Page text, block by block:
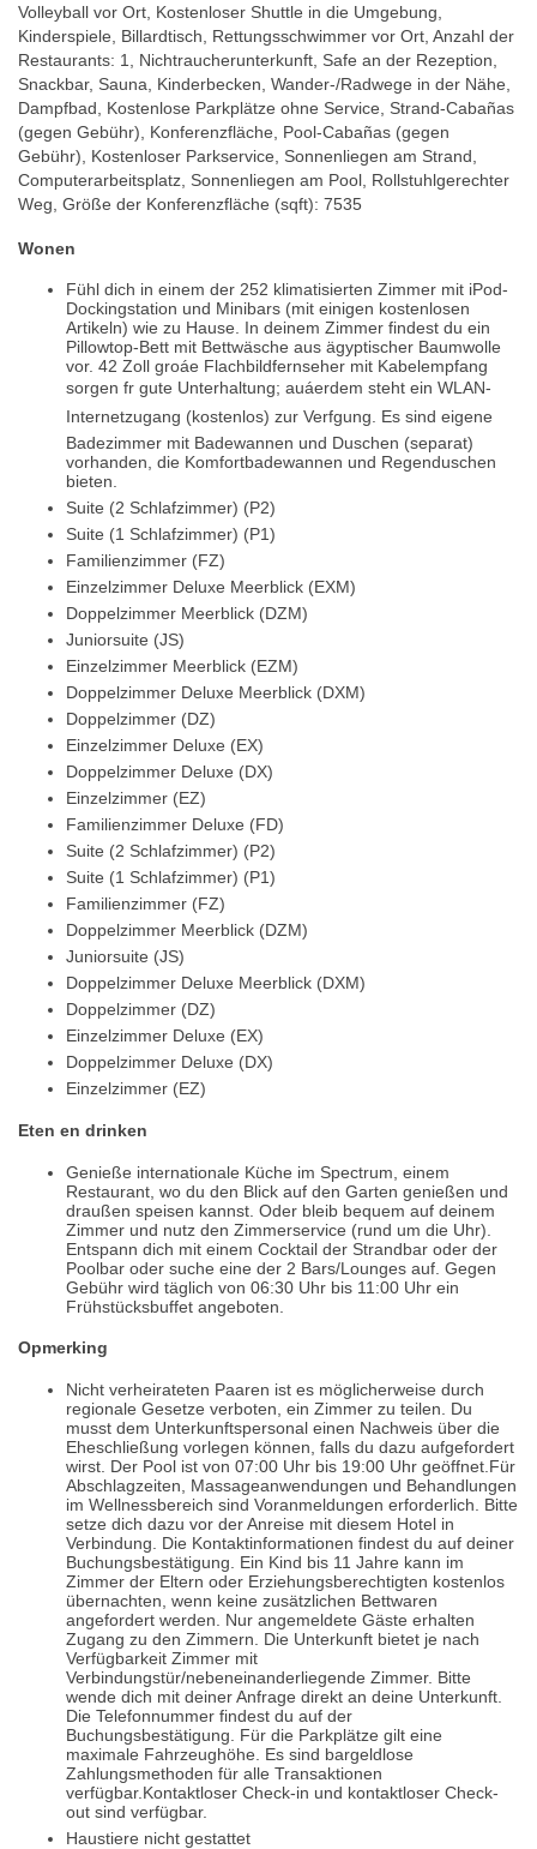
Volleyball vor Ort, Kostenloser Shuttle in die Umgebung,
Kinderspiele, Billardtisch, Rettungsschwimmer vor Ort, Anzahl der
Restaurants: 1, Nichtraucherunterkunft, Safe an der Rezeption,
Snackbar, Sauna, Kinderbecken, Wander-/Radwege in der Nähe,
Dampfbad, Kostenlose Parkplätze ohne Service, Strand-Cabañas
(gegen Gebühr), Konferenzfläche, Pool-Cabañas (gegen
Gebühr), Kostenloser Parkservice, Sonnenliegen am Strand,
Computerarbeitsplatz, Sonnenliegen am Pool, Rollstuhlgerechter
Weg, Größe der Konferenzfläche (sqft): 7535
Wonen
Fühl dich in einem der 252 klimatisierten Zimmer mit iPod-
Dockingstation und Minibars (mit einigen kostenlosen
Artikeln) wie zu Hause. In deinem Zimmer findest du ein
Pillowtop-Bett mit Bettwäsche aus ägyptischer Baumwolle
vor. 42 Zoll groáe Flachbildfernseher mit Kabelempfang
sorgen fr gute Unterhaltung; auáerdem steht ein WLAN-
Internetzugang (kostenlos) zur Verfgung. Es sind eigene
Badezimmer mit Badewannen und Duschen (separat)
vorhanden, die Komfortbadewannen und Regenduschen
bieten.
Suite (2 Schlafzimmer) (P2)
Suite (1 Schlafzimmer) (P1)
Familienzimmer (FZ)
Einzelzimmer Deluxe Meerblick (EXM)
Doppelzimmer Meerblick (DZM)
Juniorsuite (JS)
Einzelzimmer Meerblick (EZM)
Doppelzimmer Deluxe Meerblick (DXM)
Doppelzimmer (DZ)
Einzelzimmer Deluxe (EX)
Doppelzimmer Deluxe (DX)
Einzelzimmer (EZ)
Familienzimmer Deluxe (FD)
Suite (2 Schlafzimmer) (P2)
Suite (1 Schlafzimmer) (P1)
Familienzimmer (FZ)
Doppelzimmer Meerblick (DZM)
Juniorsuite (JS)
Doppelzimmer Deluxe Meerblick (DXM)
Doppelzimmer (DZ)
Einzelzimmer Deluxe (EX)
Doppelzimmer Deluxe (DX)
Einzelzimmer (EZ)
Eten en drinken
Genieße internationale Küche im Spectrum, einem
Restaurant, wo du den Blick auf den Garten genießen und
draußen speisen kannst. Oder bleib bequem auf deinem
Zimmer und nutz den Zimmerservice (rund um die Uhr).
Entspann dich mit einem Cocktail der Strandbar oder der
Poolbar oder suche eine der 2 Bars/Lounges auf. Gegen
Gebühr wird täglich von 06:30 Uhr bis 11:00 Uhr ein
Frühstücksbuffet angeboten.
Opmerking
Nicht verheirateten Paaren ist es möglicherweise durch
regionale Gesetze verboten, ein Zimmer zu teilen. Du
musst dem Unterkunftspersonal einen Nachweis über die
Eheschließung vorlegen können, falls du dazu aufgefordert
wirst. Der Pool ist von 07:00 Uhr bis 19:00 Uhr geöffnet.Für
Abschlagzeiten, Massageanwendungen und Behandlungen
im Wellnessbereich sind Voranmeldungen erforderlich. Bitte
setze dich dazu vor der Anreise mit diesem Hotel in
Verbindung. Die Kontaktinformationen findest du auf deiner
Buchungsbestätigung. Ein Kind bis 11 Jahre kann im
Zimmer der Eltern oder Erziehungsberechtigten kostenlos
übernachten, wenn keine zusätzlichen Bettwaren
angefordert werden. Nur angemeldete Gäste erhalten
Zugang zu den Zimmern. Die Unterkunft bietet je nach
Verfügbarkeit Zimmer mit
Verbindungstür/nebeneinanderliegende Zimmer. Bitte
wende dich mit deiner Anfrage direkt an deine Unterkunft.
Die Telefonnummer findest du auf der
Buchungsbestätigung. Für die Parkplätze gilt eine
maximale Fahrzeughöhe. Es sind bargeldlose
Zahlungsmethoden für alle Transaktionen
verfügbar.Kontaktloser Check-in und kontaktloser Check-
out sind verfügbar.
Haustiere nicht gestattet